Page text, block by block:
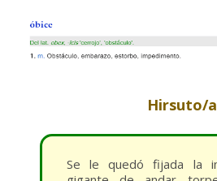
Hirsuto/a
Se le quedó fijada la